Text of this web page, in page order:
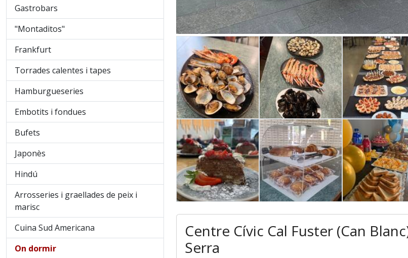
Gastrobars
"Montaditos"
Frankfurt
Torrades calentes i tapes
Hamburgueseries
Embotits i fondues
Bufets
Japonès
Hindú
Arrosseries i graellades de peix i
marisc
Cuina Sud Americana
On dormir
Centre Cívic Cal Fuster (Can
Serra